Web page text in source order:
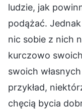
ludzie, jak
podążać.
nic sobie z nich
kurczowo
swoich
przykład,
chęcią bycia